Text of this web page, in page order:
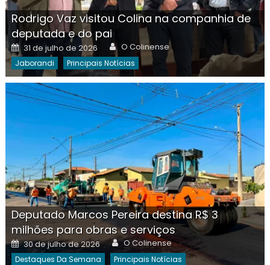
Rodrigo Vaz visitou Colina na companhia de
deputada e do pai
Posted
on
31 de julho de 2026 Author
O Colinense
Jaborandi Principais Notícias
Deputado Marcos Pereira destina R$ 3
milhões para obras e serviços
Posted
on
30 de julho de 2026 Author
O Colinense
Destaques Da Semana Principais Notícias